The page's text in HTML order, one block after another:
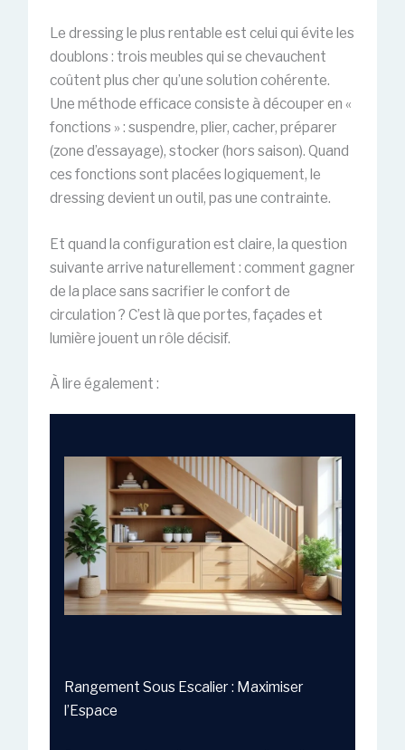
Le dressing le plus rentable est celui qui évite les
doublons : trois meubles qui se chevauchent
coûtent plus cher qu’une solution cohérente.
Une méthode efficace consiste à découper en «
fonctions » : suspendre, plier, cacher, préparer
(zone d’essayage), stocker (hors saison). Quand
ces fonctions sont placées logiquement, le
dressing devient un outil, pas une contrainte.
Et quand la configuration est claire, la question
suivante arrive naturellement : comment gagner
de la place sans sacrifier le confort de
circulation ? C’est là que portes, façades et
lumière jouent un rôle décisif.
À lire également :
Rangement Sous Escalier : Maximiser
l’Espace